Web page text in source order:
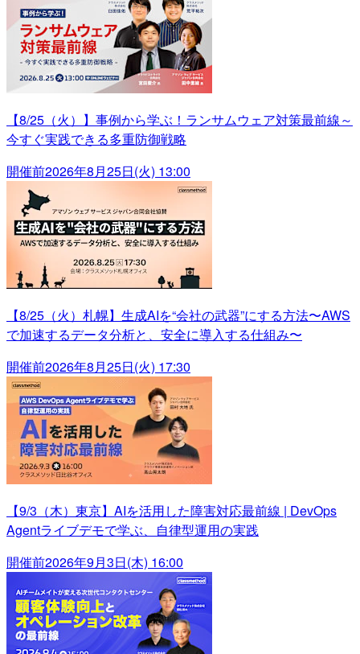
【8/25（火）】事例から学ぶ！ランサムウェア対策最前線～
今すぐ実践できる多重防御戦略
開催前2026年8月25日(火) 13:00
【8/25（火）札幌】生成AIを“会社の武器”にする方法〜AWS
で加速するデータ分析と、安全に導入する仕組み〜
開催前2026年8月25日(火) 17:30
【9/3（木）東京】AIを活用した障害対応最前線 | DevOps
Agentライブデモで学ぶ、自律型運用の実践
開催前2026年9月3日(木) 16:00